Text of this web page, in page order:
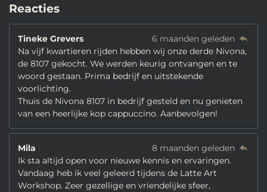
Reacties
Tineke Grevers
6 maanden geleden
Na vijf kwartieren rijden hebben wij onze derde Nivona,
de 8107 gekocht. We werden keurig ontvangen en te
woord gestaan. Prima bedrijf en uitstekende
voorlichting.
Thuis de Nivona 8107 in bedrijf gesteld en nu genieten
van een heerlijke kop cappuccino. Aanbevolgen!
Mila
8 maanden geleden
Ik sta altijd open voor nieuwe kennis en ervaringen.
Vandaag heb ik veel geleerd tijdens de Latte Art
Workshop. Zeer gezellige en vriendelijke sfeer,